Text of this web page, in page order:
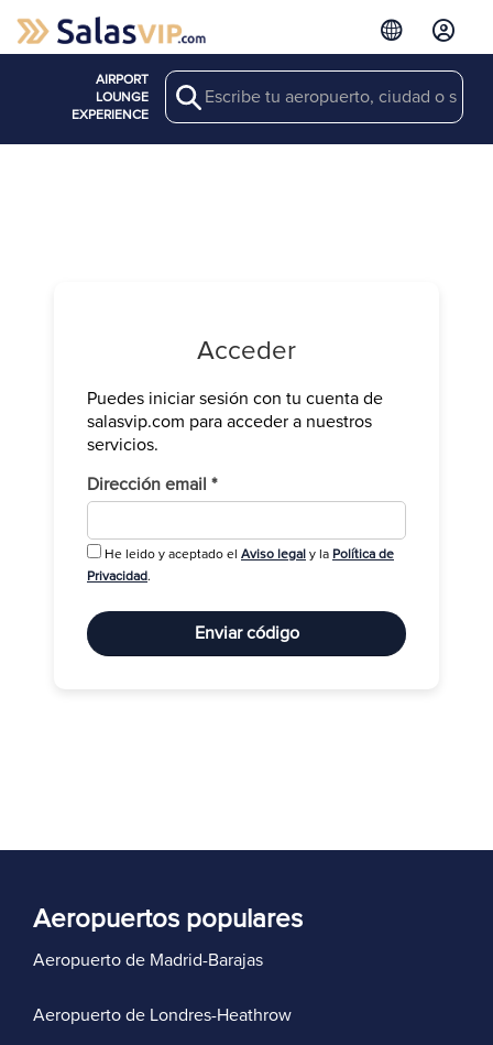
AIRPORT
LOUNGE
EXPERIENCE
Search
Acceder
Puedes iniciar sesión con tu cuenta de
salasvip.com para acceder a nuestros
servicios.
Dirección email *Obligatorio
He leido y aceptado el Aviso legal y la Política de
Privacidad.
Enviar código
Aeropuertos populares
Aeropuerto de Madrid-Barajas
Aeropuerto de Londres-Heathrow